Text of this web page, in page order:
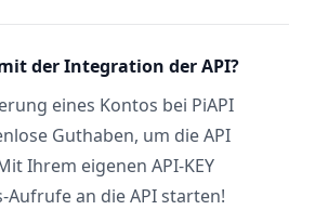
der Integration der API?
eines Kontos bei PiAPI
Guthaben, um die API
Ihrem eigenen API-KEY
Aufrufe an die API starten!